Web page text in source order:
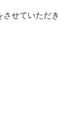
させていただき